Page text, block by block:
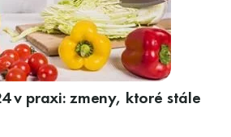
v praxi: zmeny, ktoré stále